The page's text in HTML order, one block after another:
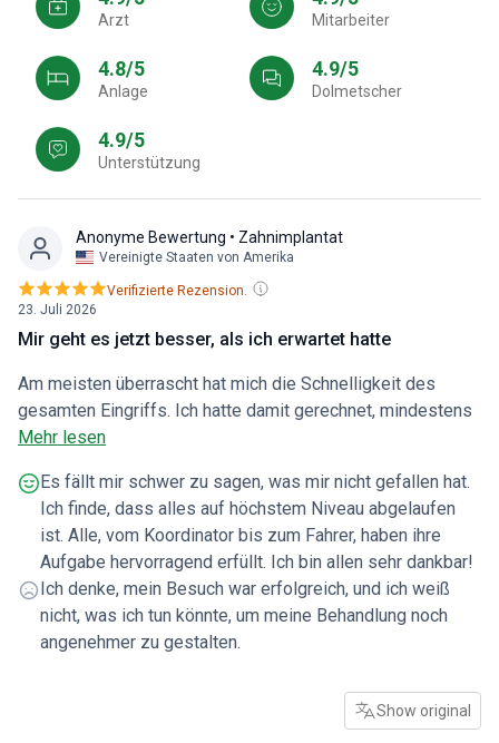
Arzt Mitarbeiter
4.8/5
Anlage
4.9/5
Dolmetscher
4.9/5
Unterstützung
Anonyme Bewertung • Zahnimplantat
Vereinigte Staaten von Amerika
23. Juli 2026
Verifizierte Rezension.
Mir geht es jetzt besser, als ich erwartet hatte
Am meisten überrascht hat mich die Schnelligkeit des
gesamten Eingriffs. Ich hatte damit gerechnet, mindestens
vier Stunden auf dem Behandlungsstuhl zu verbringen, doch
dieser Zeit wurden mir auf äußerst professionelle Weise
viele kranke Zähne entfernt und 10 Implantate von Nobel
Biocare eingesetzt. Er hat mich vor der Operation
persönlich beraten und den Eingriff selbst durchgeführt.
Jetzt fühle ich mich besser, als ich erwartet hatte. Die Klinik
ist immer erreichbar, was während der Genesungsphase
sehr wichtig ist. Es gab keine zusätzlichen Kosten.
Operation gut zu essen. Und wenn bei Ihnen der
Behandlungsumfang genauso groß ist wie bei mir, nehmen
Mehr lesen
Es fällt mir schwer zu sagen, was mir nicht gefallen hat.
Ich finde, dass alles auf höchstem Niveau abgelaufen
ist. Alle, vom Koordinator bis zum Fahrer, haben ihre
Aufgabe hervorragend erfüllt. Ich bin allen sehr dankbar!
Ich denke, mein Besuch war erfolgreich, und ich weiß
nicht, was ich tun könnte, um meine Behandlung noch
angenehmer zu gestalten.
Show original